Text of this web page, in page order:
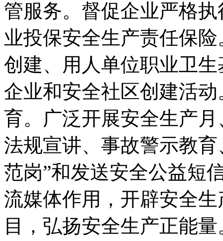
管服务。督促企业严格
业投保安全生产责任保
创建、用人单位职业卫
企业和安全社区创建活
育。广泛开展安全生产
法规宣讲、事故警示教
范岗”和发送安全公益短
流媒体作用，开辟安全
目，弘扬安全生产正能